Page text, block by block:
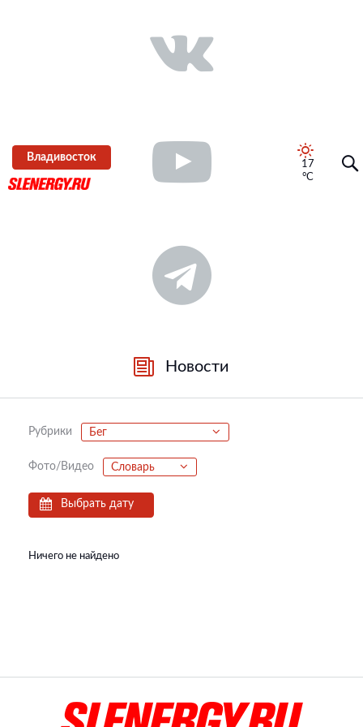
Владивосток
17
°C
Новости
Рубрики Бег
Фото/Видео Словарь
Выбрать дату
Ничего не найдено